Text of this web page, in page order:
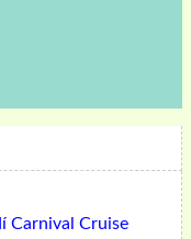
Carnival Cruise